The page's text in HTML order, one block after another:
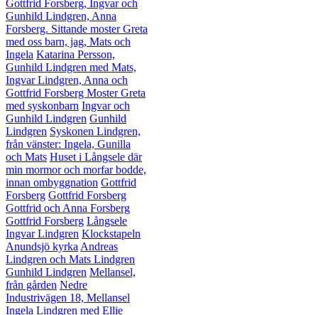
Gottfrid Forsberg, Ingvar och
Gunhild Lindgren, Anna
Forsberg. Sittande moster Greta
med oss barn, jag, Mats och
Ingela Katarina Persson,
Gunhild Lindgren med Mats,
Ingvar Lindgren, Anna och
Gottfrid Forsberg Moster Greta
med syskonbarn Ingvar och
Gunhild Lindgren Gunhild
Lindgren Syskonen Lindgren,
från vänster: Ingela, Gunilla
och Mats Huset i Långsele där
min mormor och morfar bodde,
innan ombyggnation Gottfrid
Forsberg Gottfrid Forsberg
Gottfrid och Anna Forsberg
Gottfrid Forsberg Långsele
Ingvar Lindgren Klockstapeln
Anundsjö kyrka Andreas
Lindgren och Mats Lindgren
Gunhild Lindgren Mellansel,
från gården Nedre
Industrivägen 18, Mellansel
Ingela Lindgren med Ellie